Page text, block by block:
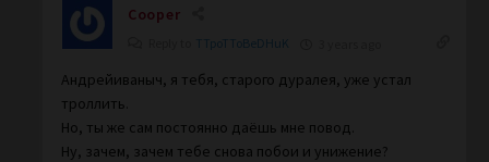
Cooper
TTpoTToBeDHuK
Андрейиваныч, я тебя, старого дуралея, уже устал
троллить.
Но, ты же сам постоянно даёшь мне повод.
Ну, зачем, зачем тебе снова побои и унижение?